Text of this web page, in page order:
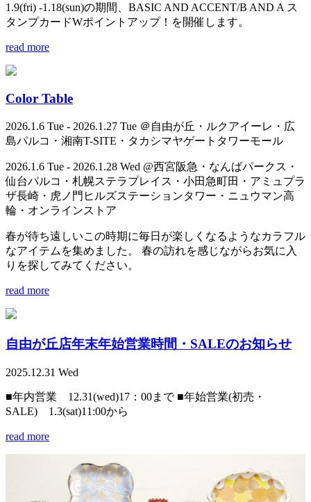
1.9(fri) -1.18(sun)の期間、BASIC AND ACCENT/B AND A ス
タンプカードWポイントアップ！を開催します。
read more
Color Table
2026.1.6 Tue - 2026.1.27 Tue ＠自由が丘・ルクアイーレ・広
島パルコ・湘南T-SITE・タカシマヤゲートタワーモール
2026.1.6 Tue - 2026.1.28 Wed @西宮阪急・なんばパークス・
仙台パルコ・札幌ステラプレイス・小田急町田・アミュプラ
ザ長崎・虎ノ門ヒルズステーションタワー・ニュウマン高
輪・オンラインストア
春が待ち遠しいこの時期に毎日が楽しくなるようなカラフル
なアイテムを集めました。 春の訪れを感じながらお気に入
りを探してみてください。
read more
自由が丘店年末年始営業時間・SALEのお知らせ
2025.12.31 Wed
■年内営業 12.31(wed)17：00まで ■年始営業(初売・
SALE) 1.3(sat)11:00から
read more